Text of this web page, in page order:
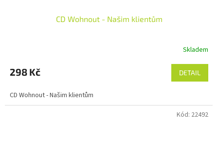
CD Wohnout - Našim klientům
Skladem
298 Kč DETAIL
CD Wohnout - Našim klientům
Kód: 22492